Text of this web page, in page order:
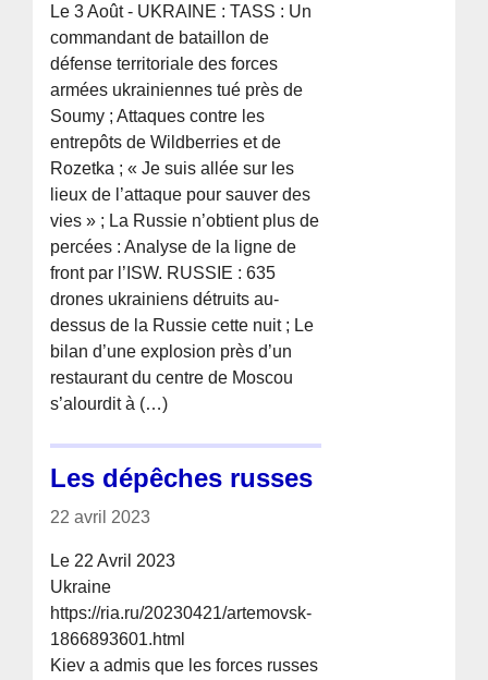
Le 3 Août - UKRAINE : TASS : Un
commandant de bataillon de
défense territoriale des forces
armées ukrainiennes tué près de
Soumy ; Attaques contre les
entrepôts de Wildberries et de
Rozetka ; « Je suis allée sur les
lieux de l’attaque pour sauver des
vies » ; La Russie n’obtient plus de
percées : Analyse de la ligne de
front par l’ISW. RUSSIE : 635
drones ukrainiens détruits au-
dessus de la Russie cette nuit ; Le
bilan d’une explosion près d’un
restaurant du centre de Moscou
s’alourdit à (…)
Les dépêches russes
22 avril 2023
Le 22 Avril 2023
Ukraine
https://ria.ru/20230421/artemovsk-
1866893601.html
Kiev a admis que les forces russes